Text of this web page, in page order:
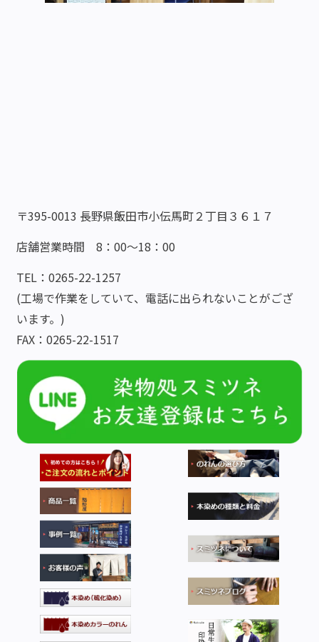
〒395-0013 長野県飯田市小伝馬町２丁目３６１７
店舗営業時間 8：00～18：00
TEL：0265-22-1257
(工場で作業をしていて、電話に出られないことがござ
います。)
FAX：0265-22-1517